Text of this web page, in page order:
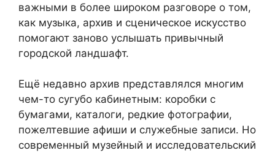
важными в более широком разговоре о том,
как музыка, архив и сценическое искусство
помогают заново услышать привычный
городской ландшафт.
Ещё недавно архив представлялся многим
чем-то сугубо кабинетным: коробки с
бумагами, каталоги, редкие фотографии,
пожелтевшие афиши и служебные записи. Но
современный музейный и исследовательский